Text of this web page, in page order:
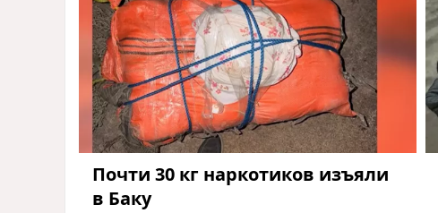
Почти 30 кг наркотиков изъяли
в Баку